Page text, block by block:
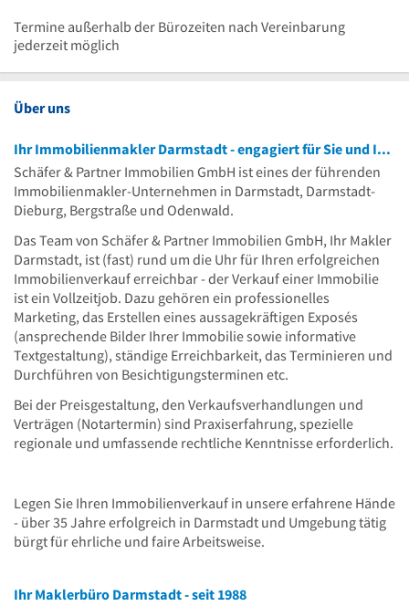
Uhr
18
bis
Termine außerhalb der Bürozeiten nach Vereinbarung
jederzeit möglich
Über uns
Ihr Immobilienmakler Darmstadt - engagiert für Sie und Ihre Immobilie
Schäfer & Partner Immobilien GmbH ist eines der führenden
Immobilienmakler-Unternehmen in Darmstadt, Darmstadt-
Dieburg, Bergstraße und Odenwald.
Das Team von Schäfer & Partner Immobilien GmbH, Ihr Makler
Darmstadt, ist (fast) rund um die Uhr für Ihren erfolgreichen
Immobilienverkauf erreichbar - der Verkauf einer Immobilie
ist ein Vollzeitjob. Dazu gehören ein professionelles
Marketing, das Erstellen eines aussagekräftigen Exposés
(ansprechende Bilder Ihrer Immobilie sowie informative
Textgestaltung), ständige Erreichbarkeit, das Terminieren und
Durchführen von Besichtigungsterminen etc.
Bei der Preisgestaltung, den Verkaufsverhandlungen und
Verträgen (Notartermin) sind Praxiserfahrung, spezielle
regionale und umfassende rechtliche Kenntnisse erforderlich.
Legen Sie Ihren Immobilienverkauf in unsere erfahrene Hände
- über 35 Jahre erfolgreich in Darmstadt und Umgebung tätig
bürgt für ehrliche und faire Arbeitsweise.
Ihr Maklerbüro Darmstadt - seit 1988